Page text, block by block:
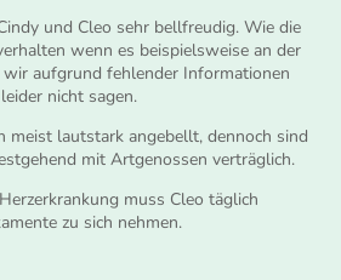
und Cleo sehr bellfreudig. Wie die
wenn es beispielsweise an der
aufgrund fehlender Informationen
leider nicht sagen.
meist lautstark angebellt, dennoch sind
mit Artgenossen verträglich.
muss Cleo täglich
zu sich nehmen.